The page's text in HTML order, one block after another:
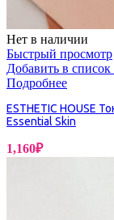
Нет в наличии
Быстрый просмотр
Добавить в
Подробнее
ESTHETIC HOUSE
Essential Skin
1,160₽